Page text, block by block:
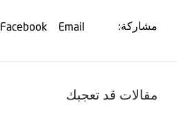
مشاركة: Email
Facebook
مقالات قد تعجبك